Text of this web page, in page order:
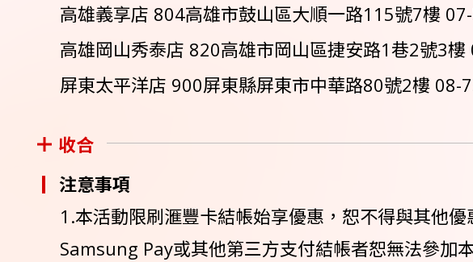
高雄義享店 804高雄市鼓山區大順一路115號7樓
高雄岡山秀泰店 820高雄市岡山區捷安路1巷2號3
屏東太平洋店 900屏東縣屏東市中華路80號2樓 08-
收合
注意事項
1.本活動限刷滙豐卡結帳始享優惠，恕不得與其他
Samsung Pay或其他第三方支付結帳者恕無法參加